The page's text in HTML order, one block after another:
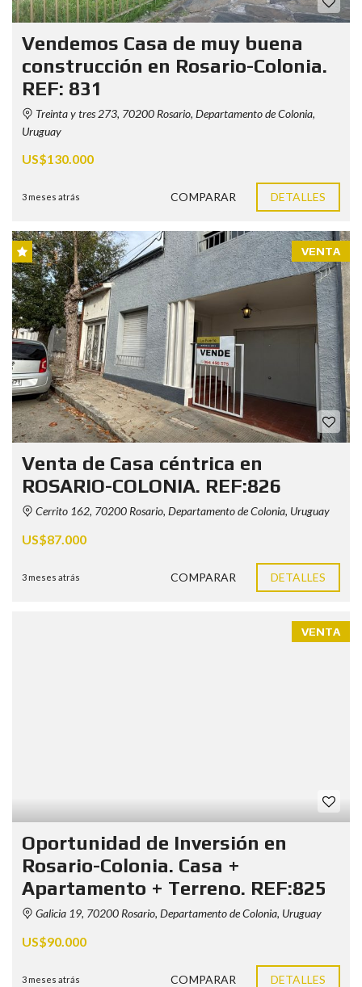
Vendemos Casa de muy buena
construcción en Rosario-Colonia.
REF: 831
Treinta y tres 273, 70200 Rosario, Departamento de Colonia,
Uruguay
US$130.000
3 meses atrás COMPARAR DETALLES
VENTA
Venta de Casa céntrica en
ROSARIO-COLONIA. REF:826
Cerrito 162, 70200 Rosario, Departamento de Colonia, Uruguay
US$87.000
3 meses atrás COMPARAR DETALLES
VENTA
Oportunidad de Inversión en
Rosario-Colonia. Casa +
Apartamento + Terreno. REF:825
Galicia 19, 70200 Rosario, Departamento de Colonia, Uruguay
US$90.000
3 meses atrás COMPARAR DETALLES